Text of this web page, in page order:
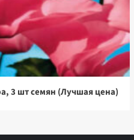
3 шт семян (Лучшая цена)